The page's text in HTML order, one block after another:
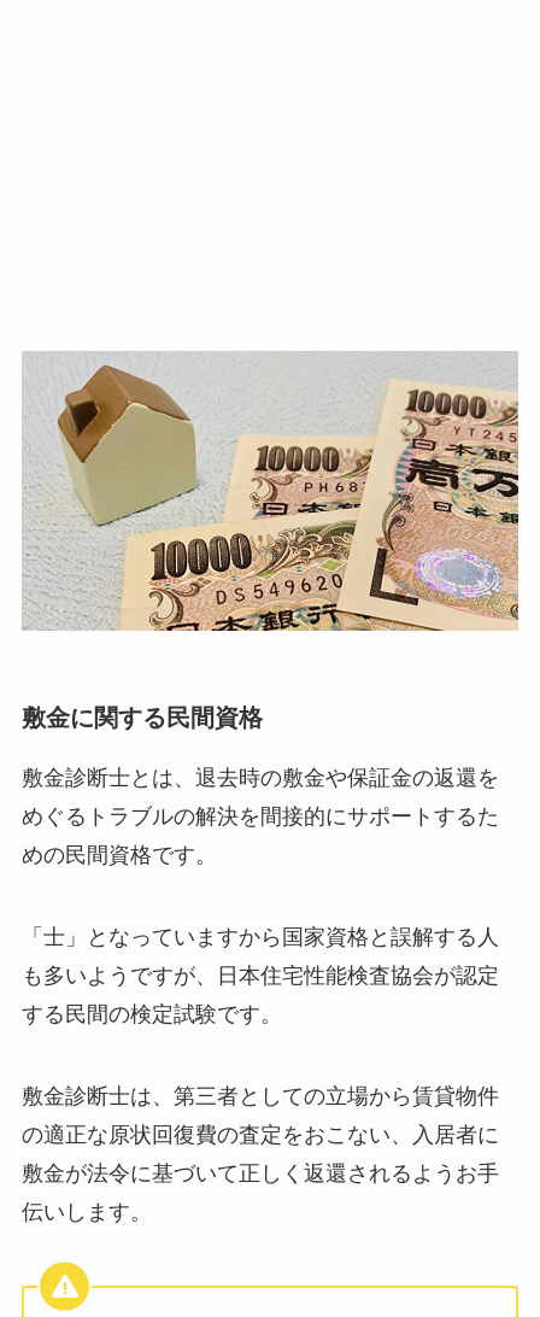
敷金に関する民間資格
敷金診断士とは、退去時の敷金や保証金の返還を
めぐるトラブルの解決を間接的にサポートするた
めの民間資格です。
「士」となっていますから国家資格と誤解する人
も多いようですが、日本住宅性能検査協会が認定
する民間の検定試験です。
敷金診断士は、第三者としての立場から賃貸物件
の適正な原状回復費の査定をおこない、入居者に
敷金が法令に基づいて正しく返還されるようお手
伝いします。